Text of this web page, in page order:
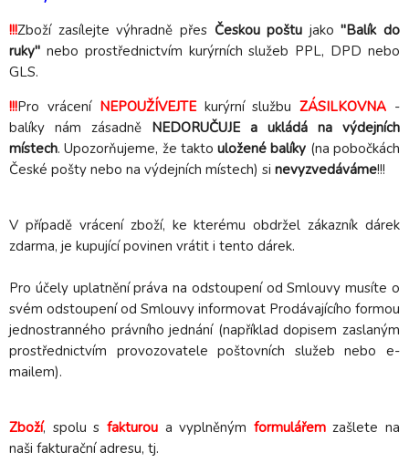
!!!Zboží zasílejte výhradně přes Českou poštu jako"Balík do
ruky" nebo prostřednictvím kurýrních služeb PPL, DPD nebo
GLS.
!!!Pro vrácení NEPOUŽÍVEJTEkurýrní službuZÁSILKOVNA -
balíky nám zásadně NEDORUČUJE a ukládá na výdejních
místech. Upozorňujeme, že taktouložené balíky (na pobočkách
České pošty nebo na výdejních místech) si nevyzvedáváme!!!
V případě vrácení zboží, ke kterému obdržel zákazník dárek
zdarma, je kupující povinen vrátit i tento dárek.
Pro účely uplatnění práva na odstoupení od Smlouvy musíte o
svém odstoupení od Smlouvy informovat Prodávajícího formou
jednostranného právního jednání (například dopisem zaslaným
prostřednictvím provozovatele poštovních služeb nebo e-
mailem).
Zboží, spolu s fakturoua vyplněným formulářemzašlete na
naši fakturační adresu, tj.